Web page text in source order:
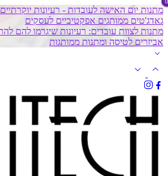
מתנות יום האישה לעובדות - רעיונות יוקרתיים
גאדג'טים ממותגים אפקטיביים לעסקים
מתנות לצוות עובדים: רעיונות שיגרמו להם
אביזרים לטיסה ומתנות ממותגות